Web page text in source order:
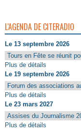
L'AGENDA DE CITERADIO
Le 13 septembre 2026
Tours en Fête se réunit
Plus de détails
Le 19 septembre 2026
Forum des associations
Plus de détails
Le 23 mars 2027
Assises du Journalisme
Plus de détails